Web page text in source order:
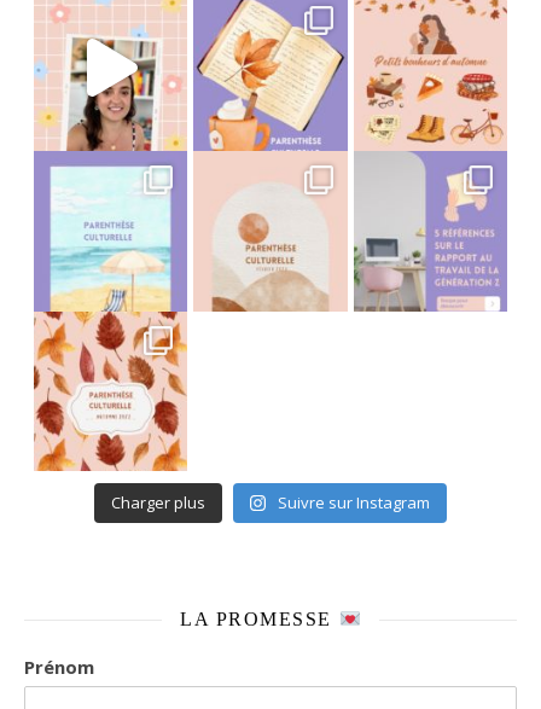
Avant tout départ en vacances, j’adore m Et si on se partageait en
Charger plus Suivre sur Instagram
LA PROMESSE
Prénom